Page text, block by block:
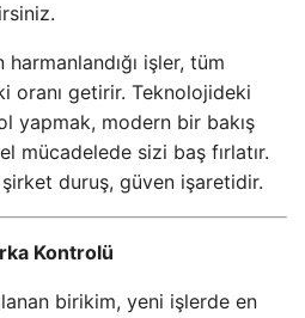
işler, tüm
oranı getirir. Teknolojideki
yapmak, modern bir bakış
mücadelede sizi baş fırlatır.
duruş, güven işaretidir.
Kontrolü
birikim, yeni işlerde en